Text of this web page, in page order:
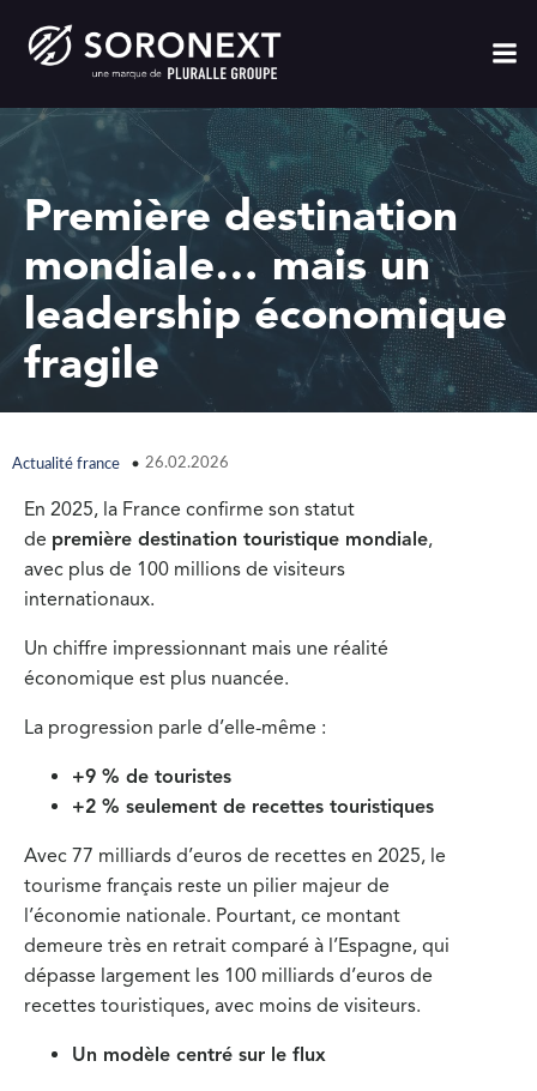
Première destination
mondiale… mais un
leadership économique
fragile
Actualité france 26.02.2026
En 2025, la France confirme son statut
de première destination touristique mondiale,
avec plus de 100 millions de visiteurs
internationaux.
Un chiffre impressionnant mais une réalité
économique est plus nuancée.
La progression parle d’elle-même :
+9 % de touristes
+2 % seulement de recettes touristiques
Avec 77 milliards d’euros de recettes en 2025, le
tourisme français reste un pilier majeur de
l’économie nationale. Pourtant, ce montant
demeure très en retrait comparé à l’Espagne, qui
dépasse largement les 100 milliards d’euros de
recettes touristiques, avec moins de visiteurs.
Un modèle centré sur le flux